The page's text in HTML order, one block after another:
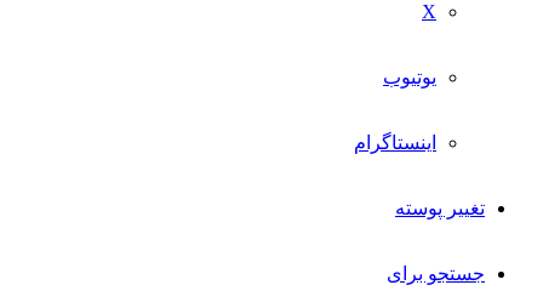
X
یوتیوب
اینستاگرام
تغییر پوسته
جستجو برای